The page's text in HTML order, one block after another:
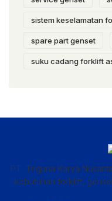
sistem keselamatan
spare part genset
suku cadang forklift
PT. Triguna Karya
kebutuhan forklift,